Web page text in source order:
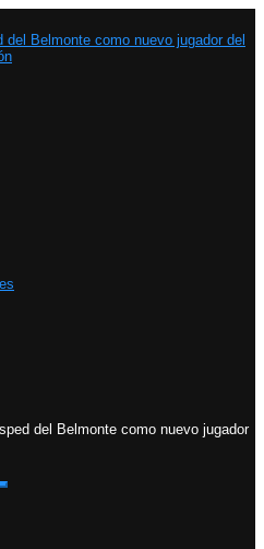
del Belmonte como nuevo jugador